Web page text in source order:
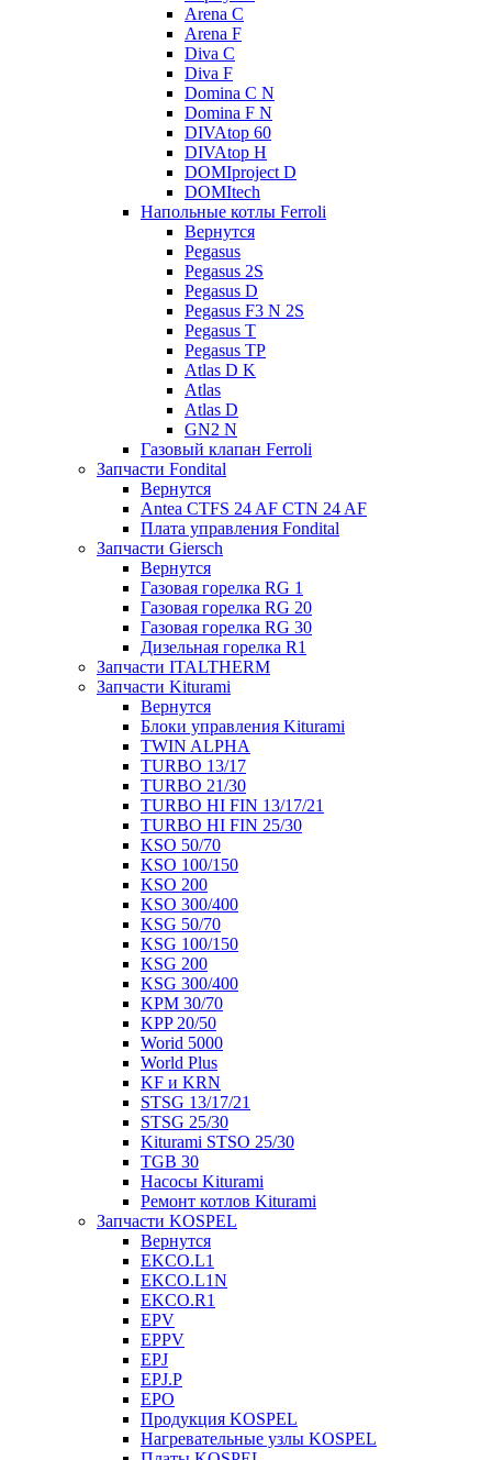
Arena C
Arena F
Diva C
Diva F
Domina C N
Domina F N
DIVAtop 60
DIVAtop H
DOMIproject D
DOMItech
Напольные котлы Ferroli
Вернутся
Pegasus
Pegasus 2S
Pegasus D
Pegasus F3 N 2S
Pegasus T
Pegasus TP
Atlas D K
Atlas
Atlas D
GN2 N
Газовый клапан Ferroli
Запчасти Fondital
Вернутся
Antea CTFS 24 AF CTN 24 AF
Плата управления Fondital
Запчасти Giersch
Вернутся
Газовая горелка RG 1
Газовая горелка RG 20
Газовая горелка RG 30
Дизельная горелка R1
Запчасти ITALTHERM
Запчасти Kiturami
Вернутся
Блоки управления Kiturami
TWIN ALPHA
TURBO 13/17
TURBO 21/30
TURBO HI FIN 13/17/21
TURBO HI FIN 25/30
KSO 50/70
KSO 100/150
KSO 200
KSO 300/400
KSG 50/70
KSG 100/150
KSG 200
KSG 300/400
KPM 30/70
KPP 20/50
Worid 5000
World Plus
KF и KRN
STSG 13/17/21
STSG 25/30
Kiturami STSO 25/30
TGB 30
Насосы Kiturami
Ремонт котлов Kiturami
Запчасти KOSPEL
Вернутся
EKCO.L1
EKCO.L1N
EKCO.R1
EPV
EPPV
EPJ
EPJ.P
EPO
Продукция KOSPEL
Нагревательные узлы KOSPEL